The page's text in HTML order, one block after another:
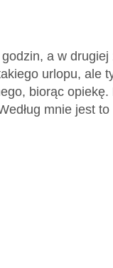
a w
urlopu, ale
biorąc
mnie jest